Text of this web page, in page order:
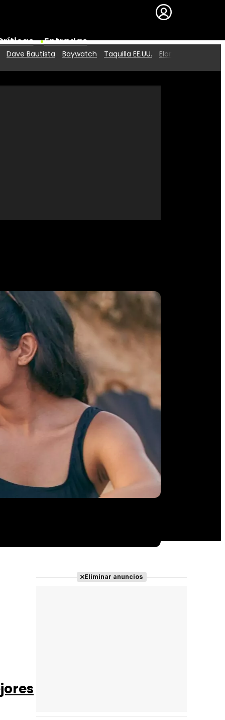
Entradas
Premios
Dave Bautista Baywatch Taquilla EE.UU. Elon Musk
Eliminar anuncios